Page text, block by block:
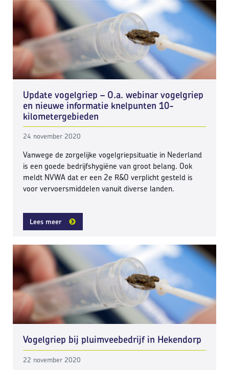
Update vogelgriep – O.a. webinar vogelgriep
en nieuwe informatie knelpunten 10-
kilometergebieden
24 november 2020
Vanwege de zorgelijke vogelgriepsituatie in Nederland
is een goede bedrijfshygiëne van groot belang. Ook
meldt NVWA dat er een 2e R&O verplicht gesteld is
voor vervoersmiddelen vanuit diverse landen.
Lees meer
Vogelgriep bij pluimveebedrijf in Hekendorp
22 november 2020